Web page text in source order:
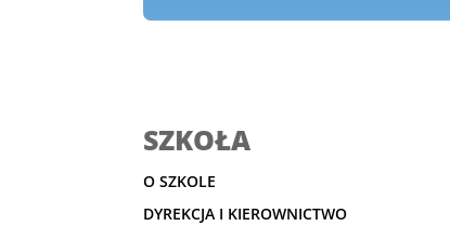
SZKOŁA
O SZKOLE
DYREKCJA I KIEROWNICTWO